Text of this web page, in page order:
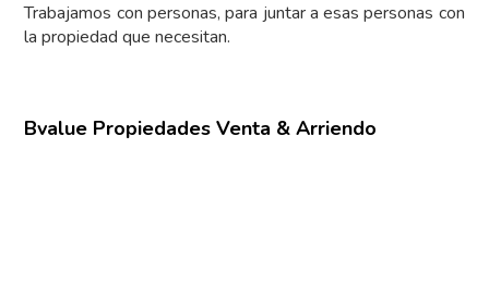
Trabajamos con personas, para juntar a esas personas con
la propiedad que necesitan.
Bvalue Propiedades Venta & Arriendo